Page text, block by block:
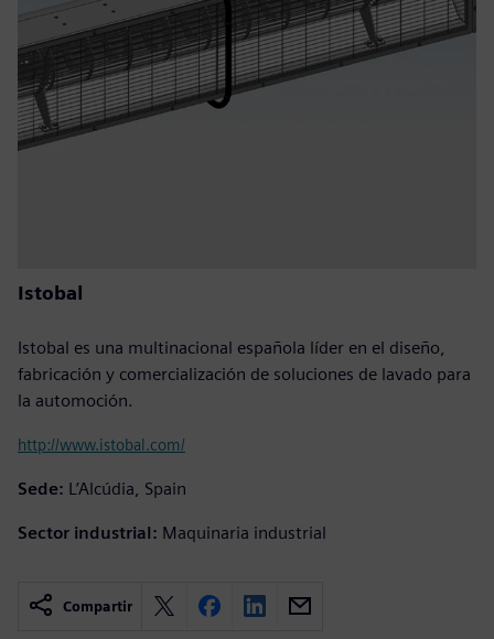
Istobal
Istobal es una multinacional española líder en el diseño,
fabricación y comercialización de soluciones de lavado para
la automoción.
http://www.istobal.com/
Sede: L’Alcúdia, Spain
Sector industrial: Maquinaria industrial
Compartir